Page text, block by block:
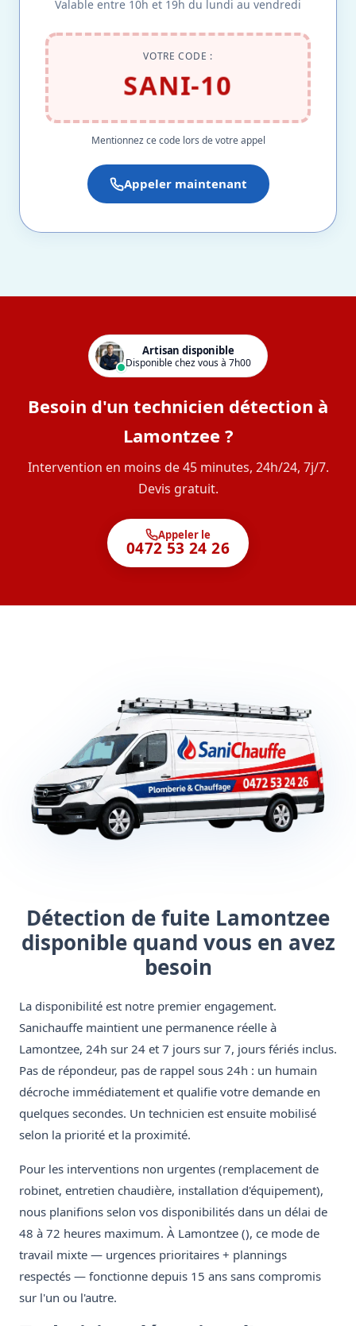
Valable entre 10h et 19h du lundi au vendredi
VOTRE CODE :
SANI-10
Mentionnez ce code lors de votre appel
Appeler maintenant
Artisan disponible
Disponible chez vous à 7h00
Besoin d'un technicien détection à
Lamontzee ?
Intervention en moins de 45 minutes, 24h/24, 7j/7.
Devis gratuit.
Appeler le
0472 53 24 26
Détection de fuite Lamontzee
disponible quand vous en avez
besoin
La disponibilité est notre premier engagement.
Sanichauffe maintient une permanence réelle à
Lamontzee, 24h sur 24 et 7 jours sur 7, jours fériés inclus.
Pas de répondeur, pas de rappel sous 24h : un humain
décroche immédiatement et qualifie votre demande en
quelques secondes. Un technicien est ensuite mobilisé
selon la priorité et la proximité.
Pour les interventions non urgentes (remplacement de
robinet, entretien chaudière, installation d'équipement),
nous planifions selon vos disponibilités dans un délai de
48 à 72 heures maximum. À Lamontzee (), ce mode de
travail mixte — urgences prioritaires + plannings
respectés — fonctionne depuis 15 ans sans compromis
sur l'un ou l'autre.